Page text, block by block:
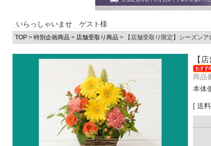
いらっしゃいませ ゲスト様
TOP> 特別企画商品> 店舗受取り商品> 【店舗受取り限定】シーズン
【
商品
本体
[ 送